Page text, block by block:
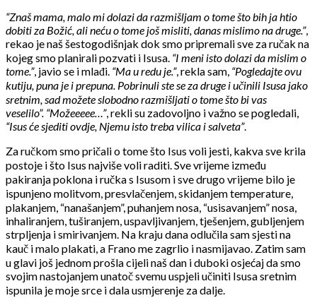
“Znaš mama, malo mi dolazi da razmišljam o tome što bih ja htio
dobiti za Božić, ali neću o tome još misliti, danas mislimo na druge.”,
rekao je naš šestogodišnjak dok smo pripremali sve za ručak na
kojeg smo planirali pozvati i Isusa. “I meni isto dolazi da mislim o
tome.”, javio se i mlađi. “Ma u redu je.”, rekla sam, “Pogledajte ovu
kutiju, puna je i prepuna. Pobrinuli ste se za druge i učinili Isusa jako
sretnim, sad možete slobodno razmišljati o tome što bi vas
veselilo”. “Možeeeee…”, rekli su zadovoljno i važno se pogledali,
“Isus će sjediti ovdje, Njemu isto treba vilica i salveta”.
Za ručkom smo pričali o tome što Isus voli jesti, kakva sve krila
postoje i što Isus najviše voli raditi. Sve vrijeme između
pakiranja poklona i ručka s Isusom i sve drugo vrijeme bilo je
ispunjeno molitvom, presvlačenjem, skidanjem temperature,
plakanjem, “nanašanjem”, puhanjem nosa, “usisavanjem” nosa,
inhaliranjem, tuširanjem, uspavljivanjem, tješenjem, gubljenjem
strpljenja i smirivanjem. Na kraju dana odlučila sam sjesti na
kauč i malo plakati, a Frano me zagrlio i nasmijavao. Zatim sam
u glavi još jednom prošla cijeli naš dan i duboki osjećaj da smo
svojim nastojanjem unatoč svemu uspjeli učiniti Isusa sretnim
ispunila je moje srce i dala usmjerenje za dalje.